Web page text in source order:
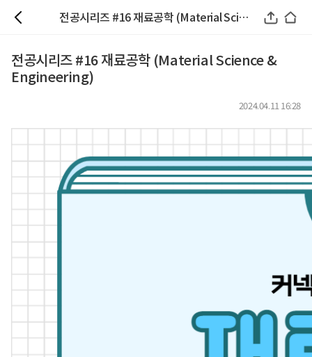
전공시리즈 #16 재료공학 (Material Science & Engineering)
전공시리즈 #16 재료공학 (Material Science &
Engineering)
2024.04.11 16:28